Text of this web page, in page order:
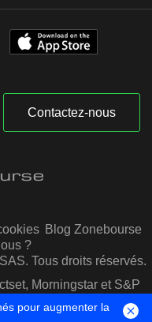
Contactez-nous
Blog Zonebourse
?
Tous droits réservés.
Morningstar et S&P
pour augmenter la